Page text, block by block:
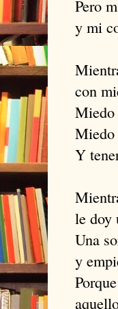
Pero
y mi
con
Miedo
Miedo
Y
le doy
Una
y